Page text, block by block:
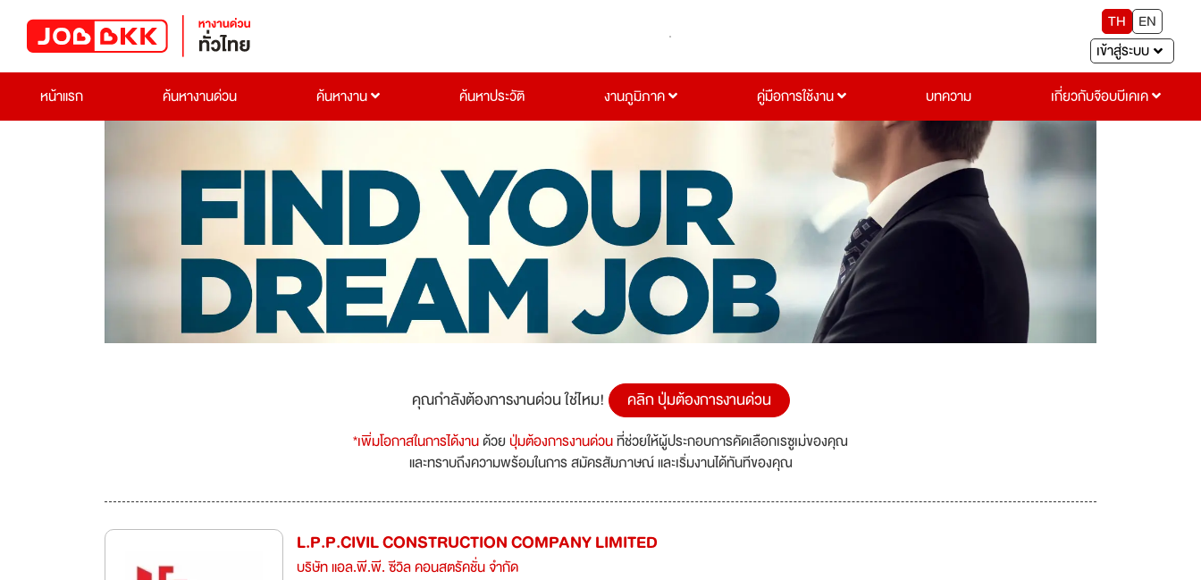
TH
EN
เข้าสู่ระบบ
หน้าแรก
ค้นหางานด่วน ค้นหางาน ค้นหาประวัติ งานภูมิภาค คู่มือการใช้งาน บทความ เกี่ยวกับจ๊อบบีเคเค
คุณกำลังต้องการงานด่วน ใช่ไหม! คลิก ปุ่มต้องการงานด่วน
*เพิ่มโอกาสในการได้งานด้วยปุ่มต้องการงานด่วนที่ช่วยให้ผู้ประกอบการคัดเลือกเรซูเม่ของคุณ
และทราบถึงความพร้อมในการ สมัครสัมภาษณ์ และเริ่มงานได้ทันทีของคุณ
L.P.P.CIVIL CONSTRUCTION COMPANY LIMITED
บริษัท แอล.พี.พี. ซีวิล คอนสตรัคชั่น จำกัด